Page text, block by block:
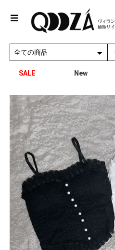
SALE New